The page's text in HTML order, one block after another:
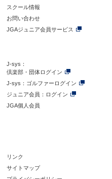
スクール情報
お問い合わせ
JGAジュニア会員サービス
J-sys：
倶楽部・団体ログイン
J-sys：ゴルファーログイン
ジュニア会員：ログイン
JGA個人会員
リンク
サイトマップ